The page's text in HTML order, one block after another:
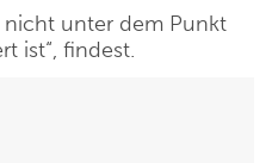
nicht unter dem Punkt
ist“, findest.